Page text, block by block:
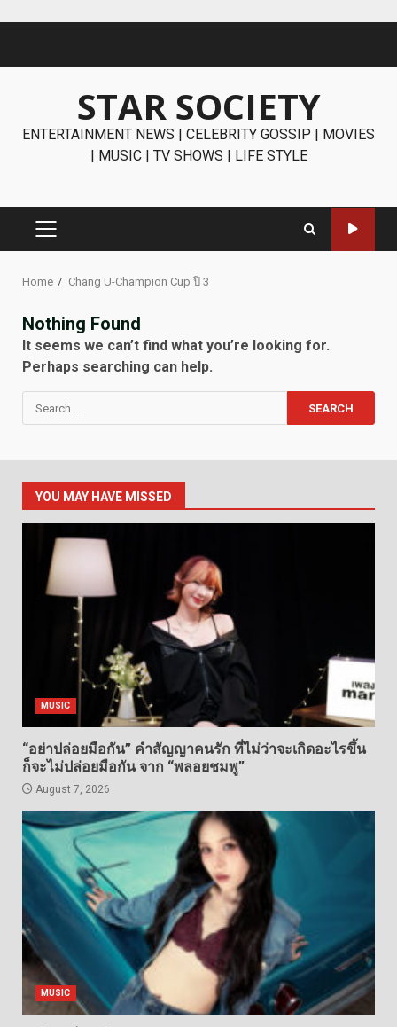
STAR SOCIETY
ENTERTAINMENT NEWS | CELEBRITY GOSSIP | MOVIES
| MUSIC | TV SHOWS | LIFE STYLE
PRIMARY
Home Chang U-Champion Cup ปี 3
Nothing Found
It seems we can’t find what you’re looking for.
Perhaps searching can help.
Search
for:
YOU MAY HAVE MISSED
MUSIC
“อย่าปล่อยมือกัน” คำสัญญาคนรัก ที่ไม่ว่าจะเกิดอะไรขึ้น
ก็จะไม่ปล่อยมือกัน จาก “พลอยชมพู”
August 7, 2026
MUSIC